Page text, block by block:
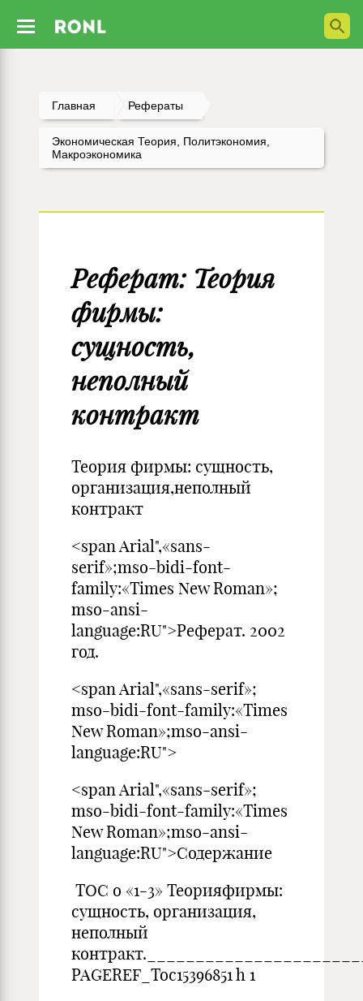
Главная Рефераты
Экономическая Теория, Политэкономия,
Макроэкономика
Реферат: Теория
фирмы:
сущность,
неполный
контракт
Теория фирмы: сущность,
организация,неполный
контракт
<span Arial",«sans-
serif»;mso-bidi-font-
family:«Times New Roman»;
mso-ansi-
language:RU">Реферат. 2002
год.
<span Arial",«sans-serif»;
mso-bidi-font-family:«Times
New Roman»;mso-ansi-
language:RU">
<span Arial",«sans-serif»;
mso-bidi-font-family:«Times
New Roman»;mso-ansi-
language:RU">Содержание
TOC o «1-3» Теорияфирмы:
сущность, организация,
неполный
PAGEREF_Toc15396851 h 1